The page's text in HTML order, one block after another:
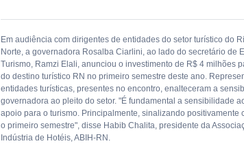
Em audiência com dirigentes de entidades do setor turístico do
Norte, a governadora Rosalba Ciarlini, ao lado do secretário de
Turismo, Ramzi Elali, anunciou o investimento de R$ 4 milhões
do destino turístico RN no primeiro semestre deste ano.
entidades turísticas, presentes no encontro, enalteceram a
governadora ao pleito do setor. "É fundamental a sensibilidade
apoio para o turismo. Principalmente, sinalizando positivamente
o primeiro semestre", disse Habib Chalita, presidente da
Indústria de Hotéis, ABIH-RN.